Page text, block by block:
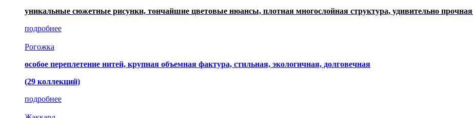
уникальные сюжетные рисунки, тончайшие цветовые нюансы, плотная многослойная структура, удивительно прочная
подробнее
Рогожка
особое переплетение нитей, крупная объемная фактура, стильная, экологичная, долговечная
(29 коллекций)
подробнее